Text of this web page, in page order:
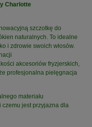
Charlotte
szczotkę do
naturalnych. To idealne
i zdrowie swoich włosów.
akcesoriów fryzjerskich,
profesjonalna pielęgnacja
materiału
czemu jest przyjazna dla